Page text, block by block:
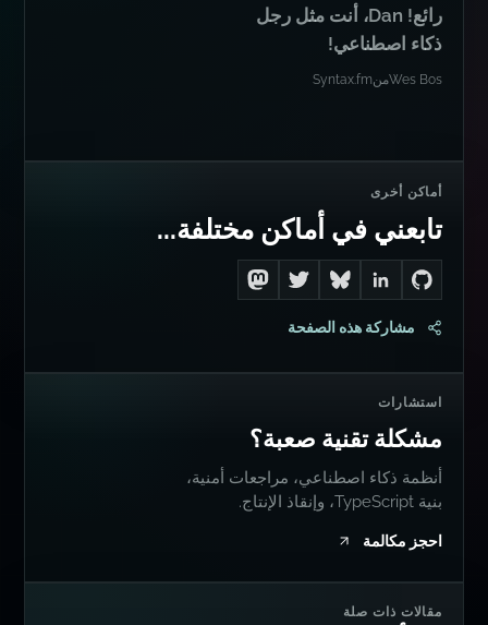
رائع! Dan، أنت مثل رجل
ذكاء اصطناعي!
Wes BosمنSyntax.fm
أماكن أخرى
تابعني في أماكن مختلفة...
Go to Dan's GitHub
Connect with me on LinkedIn
Follow me on Bluesky
Follow me on Twitter
Follow me on Mastodon
مشاركة هذه الصفحة
استشارات
مشكلة تقنية صعبة؟
أنظمة ذكاء اصطناعي، مراجعات أمنية،
بنية TypeScript، وإنقاذ الإنتاج.
احجز مكالمة
مقالات ذات صلة